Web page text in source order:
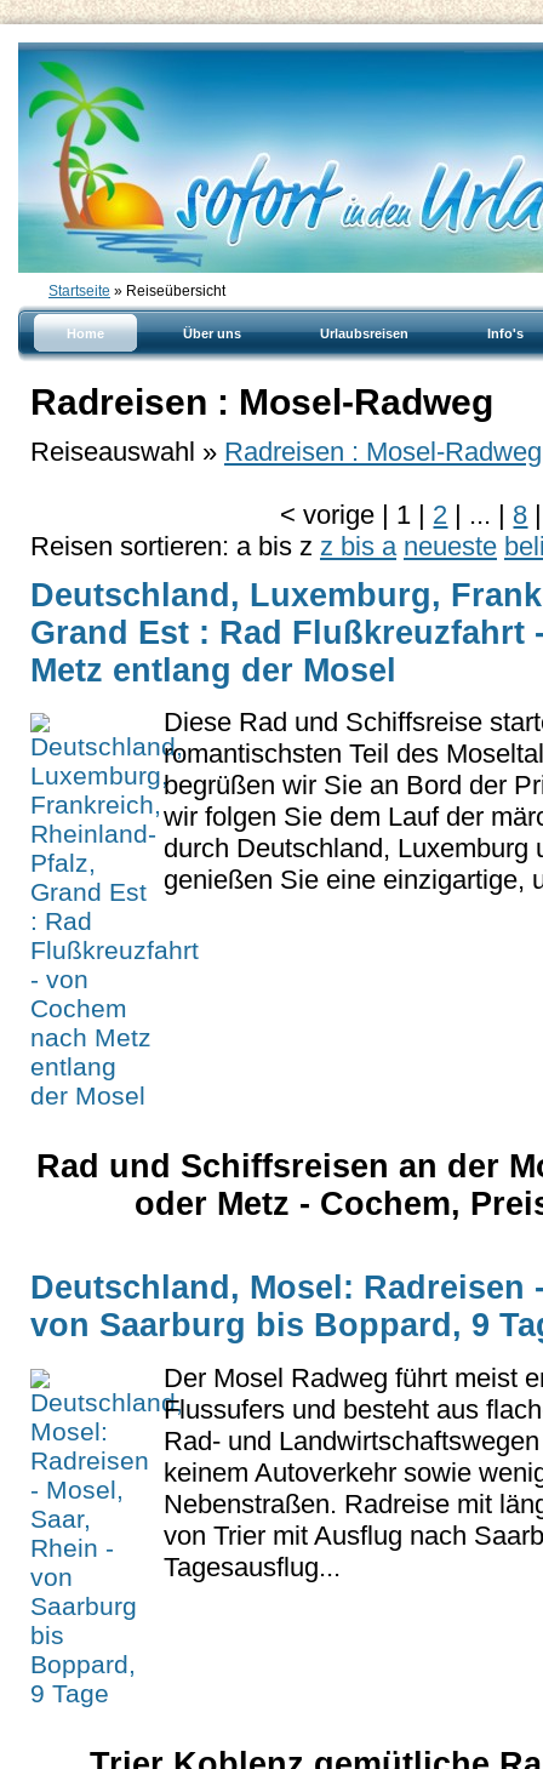
Startseite » Reiseübersicht
Home Über uns Urlaubsreisen Info's
Radreisen : Mosel-Radweg
Reiseauswahl » Radreisen : Mosel-Radweg
<vorige | 1 | 2 | ... | 8 |
Reisen sortieren: a bis z z bis a neueste
Deutschland, Luxemburg,
Grand Est : Rad Flußkreuzfahrt
Metz entlang der Mosel
Diese Rad und Schiffsreise
romantischsten Teil des
begrüßen wir Sie an Bord der
wir folgen Sie dem Lauf der
durch Deutschland, Luxemburg
genießen Sie eine einzigartige,
Rad und Schiffsreisen an der
oder Metz - Cochem,
Deutschland, Mosel: Radreisen
von Saarburg bis Boppard, 9
Der Mosel Radweg führt meist
Flussufers und besteht aus
Rad- und
keinem Autoverkehr sowie
Nebenstraßen. Radreise mit
von Trier mit Ausflug nach
Tagesausflug...